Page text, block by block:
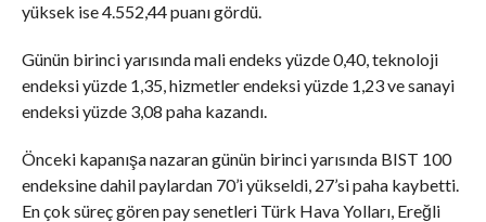
yüksek ise 4.552,44 puanı gördü.
Günün birinci yarısında mali endeks yüzde 0,40, teknoloji
endeksi yüzde 1,35, hizmetler endeksi yüzde 1,23 ve sanayi
endeksi yüzde 3,08 paha kazandı.
Önceki kapanışa nazaran günün birinci yarısında BIST 100
endeksine dahil paylardan 70’i yükseldi, 27’si paha kaybetti.
En çok süreç gören pay senetleri Türk Hava Yolları, Ereğli